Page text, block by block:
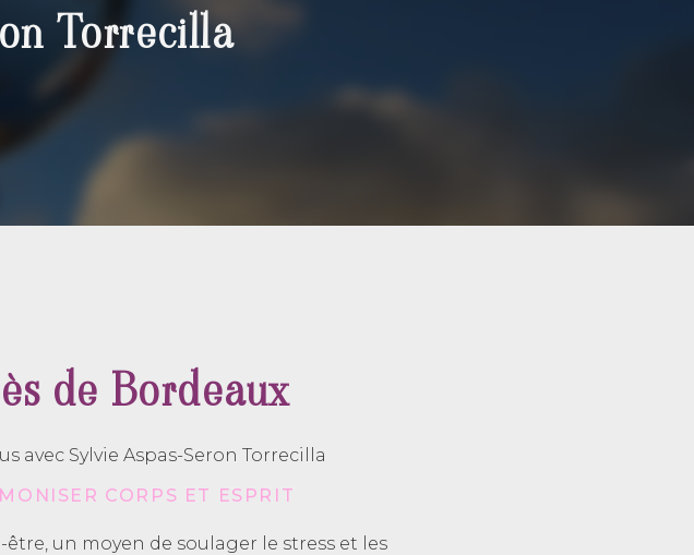
Torrecilla
de Bordeaux
avec Sylvie Aspas-Seron Torrecilla
CORPS ET ESPRIT
un moyen de soulager le stress et les